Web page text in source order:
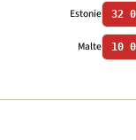
Estonie 32
Malte 10